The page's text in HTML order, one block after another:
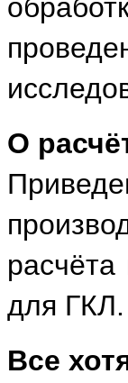
О
для ГКЛ.
Все